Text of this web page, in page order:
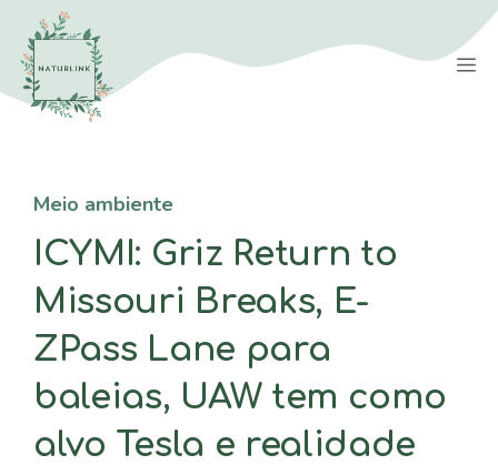
Saltar
para
conteúdo
Meio ambiente
ICYMI: Griz Return to
Missouri Breaks, E-
ZPass Lane para
baleias, UAW tem como
alvo Tesla e realidade